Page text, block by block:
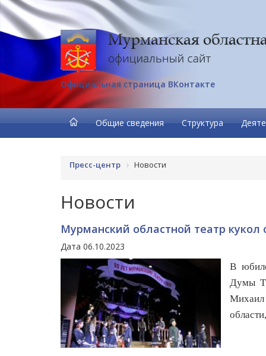
Официальная страница ВКонтакте
Общие сведения Структура
Пресс-центр Новости
Новости
Мурманский областной театр
Дата 06.10.2023
В
Думы